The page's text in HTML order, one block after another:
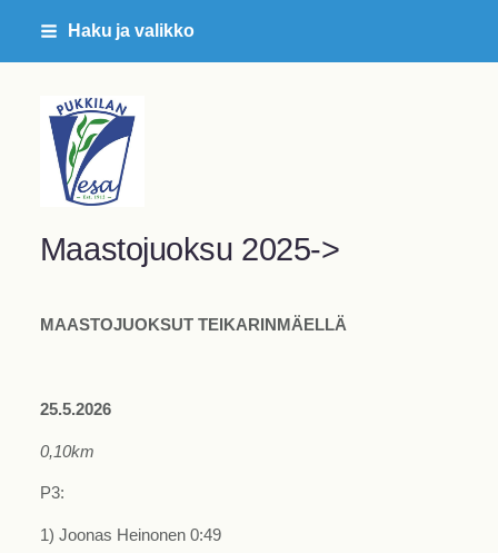
Siirry
Haku ja valikko
Pukkilan Vesa ry
Maastojuoksu 2025->
MAASTOJUOKSUT TEIKARINMÄELLÄ
25.5.2026
0,10km
P3:
1) Joonas Heinonen 0:49